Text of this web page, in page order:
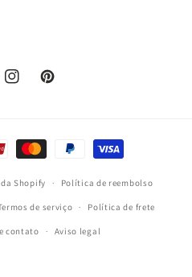
InstagramPinterest
Shopify Política de reembolso
de serviço Política de frete
contato Aviso legal